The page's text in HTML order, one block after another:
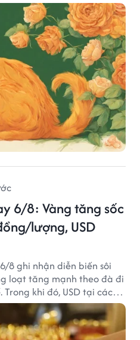
tốt đẹp.
6/8: Vàng tăng sốc
lượng, USD
8 ghi nhận diễn biến sôi
loạt tăng mạnh theo đà đi
khi đó, USD tại các
dù tỷ giá trung tâm lập